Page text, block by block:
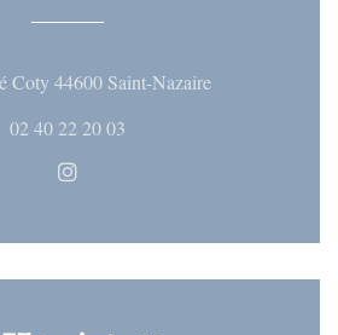
Coty 44600 Saint-Nazaire((新しいウィ
02 40 22 20 03
Instagram ((新しいウィンド